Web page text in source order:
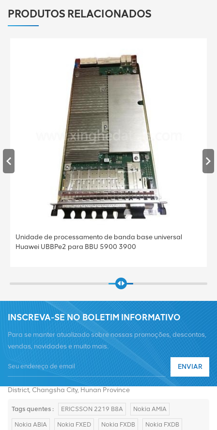
PRODUTOS RELACIONADOS
Unidade de processamento de banda base universal
Huawei UBBPe2 para BBU 5900 3900
INSCREVA-SE NO BOLETIM INFORMATIVO
Para se manter atualizado sobre nossas promoções, descontos,
vendas, novidades e muito mais.
ENVIAR
E-mail :summer@chinaxingheda.com
Endereço : 2506 Xidi Building, No. 8 Fenglin Third Road,Yuelu
District, Changsha City, Hunan Province
Tags quentes : ERICSSON 2219 B8A Nokia AMIA
Nokia ABIA Nokia FXED Nokia FXDB Nokia FXDB